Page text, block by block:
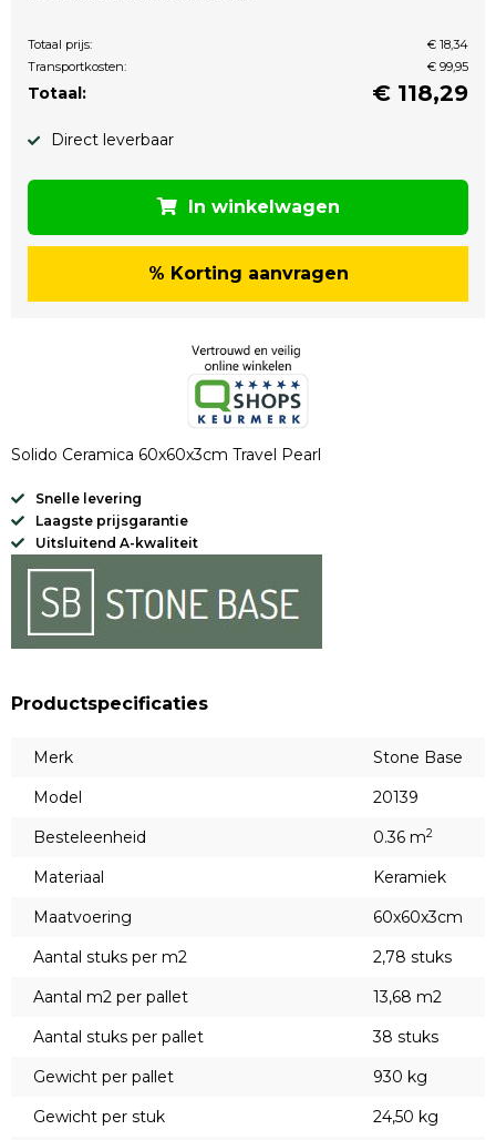
Totaal prijs:
€ 18,34
Transportkosten:
€ 99,95
Totaal: € 118,29
Direct leverbaar
In winkelwagen
% Korting aanvragen
Solido Ceramica 60x60x3cm Travel Pearl
Snelle levering
Laagste prijsgarantie
Uitsluitend A-kwaliteit
Productspecificaties
Merk
Stone Base
Model
20139
Besteleenheid
0.36 m2
Materiaal
Keramiek
Maatvoering
60x60x3cm
Aantal stuks per m2
2,78 stuks
Aantal m2 per pallet
13,68 m2
Aantal stuks per pallet
38 stuks
Gewicht per pallet
930 kg
Gewicht per stuk
24,50 kg